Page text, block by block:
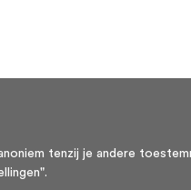
tenzij je andere